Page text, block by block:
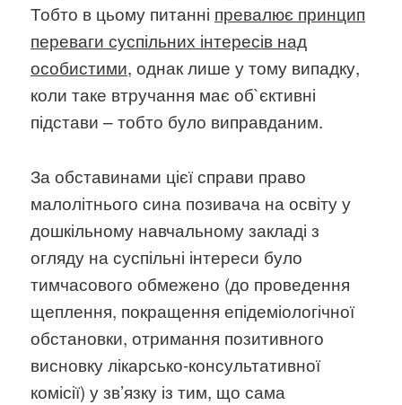
Тобто в цьому питанні превалює принцип
переваги суспільних інтересів над
особистими, однак лише у тому випадку,
коли таке втручання має об`єктивні
підстави – тобто було виправданим.
За обставинами цієї справи право
малолітнього сина позивача на освіту у
дошкільному навчальному закладі з
огляду на суспільні інтереси було
тимчасового обмежено (до проведення
щеплення, покращення епідеміологічної
обстановки, отримання позитивного
висновку лікарсько-консультативної
комісії) у зв’язку із тим, що сама